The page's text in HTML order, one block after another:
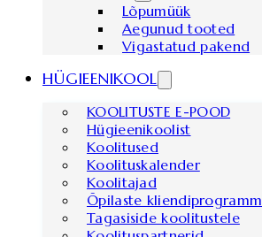
Lõpumüük
Aegunud tooted
Vigastatud pakend
HÜGIEENIKOOL
KOOLITUSTE E-POOD
Hügieenikoolist
Koolitused
Koolituskalender
Koolitajad
Õpilaste kliendiprogramm
Tagasiside koolitustele